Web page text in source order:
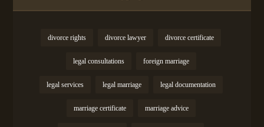
divorce certificate
divorce lawyer
divorce rights
foreign marriage
legal consultations
legal documentation
legal marriage
legal services
marriage advice
marriage certificate